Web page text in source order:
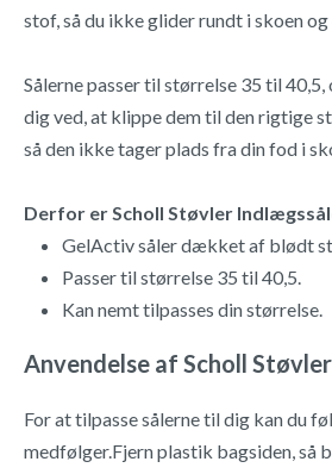
stof, så du ikke glider rundt i skoen
Sålerne passer til størrelse 35 til
dig ved, at klippe dem til den rigtige
så den ikke tager plads fra din fod i
Derfor er Scholl Støvler
GelActiv såler dækket af blødt
Passer til størrelse 35 til 40,5.
Kan nemt tilpasses din størrelse.
Anvendelse af Scholl
For at tilpasse sålerne til dig kan du
medfølger.Fjern plastik bagsiden, så